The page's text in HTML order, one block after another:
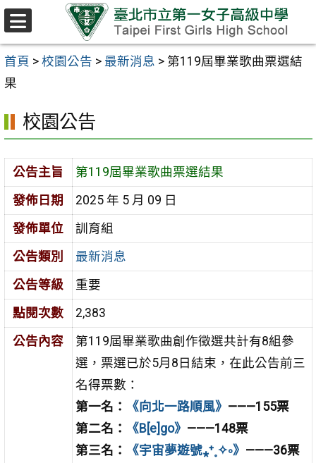
跳至主要內容區
首頁 > 校園公告 > 最新消息 > 第119屆畢業歌曲票選結
果
校園公告
公告主旨
第119屆畢業歌曲票選結果
發佈日期
2025 年 5 月 09 日
發佈單位
訓育組
公告類別
最新消息
公告等級
重要
點閱次數
2,383
公告內容
第119屆畢業歌曲創作徵選共計有8組參
選，票選已於5月8日結束，在此公告前三
名得票數：
第一名：
《向北一路順風》 ———155票
第二名：
《B[e]go》 ———148票
第三名：
《宇宙夢遊號⁎⁺˳✧༚》 ———36票
選
單